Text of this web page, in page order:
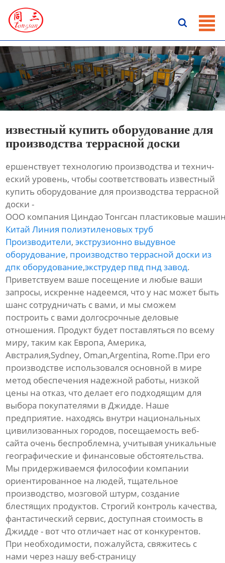

ГЛАВНАЯ
НОВОСТИ
О HАС
известный купить оборудование для
производства террасной доски
ершенствует технологию производства и технич-
еский уровень, чтобы соответствовать известный
купить оборудование для производства террасной
доски -
ООО компания Циндао Тонгсан пластиковые
Китай Линия полиэтиленовых труб
Производители,экструзионно выдувное
оборудование, производство террасной доски из
дпк оборудование,экструдер пвд пнд завод.
Приветствуем ваше посещение и любые ваши
запросы, искренне надеемся, что у нас может быть
шанс сотрудничать с вами, и мы сможем
построить с вами долгосрочные деловые
отношения. Продукт будет поставляться по всему
миру, таким как Европа, Америка,
Австралия,Sydney, Oman,Argentina, Rome.При его
производстве использовался основной в мире
метод обеспечения надежной работы, низкой
цены на отказ, что делает его подходящим для
выбора покупателями в Джидде. Наше
предприятие. находясь внутри национальных
цивилизованных городов, посещаемость веб-
сайта очень беспроблемна, учитывая уникальные
географические и финансовые обстоятельства.
Мы придерживаемся философии компании
ориентированное на людей, тщательное
производство, мозговой штурм, создание
блестящих продуктов. Строгий контроль качества,
фантастический сервис, доступная стоимость в
Джидде - вот что отличает нас от конкурентов.
При необходимости, пожалуйста, свяжитесь с
нами через нашу веб-страницу